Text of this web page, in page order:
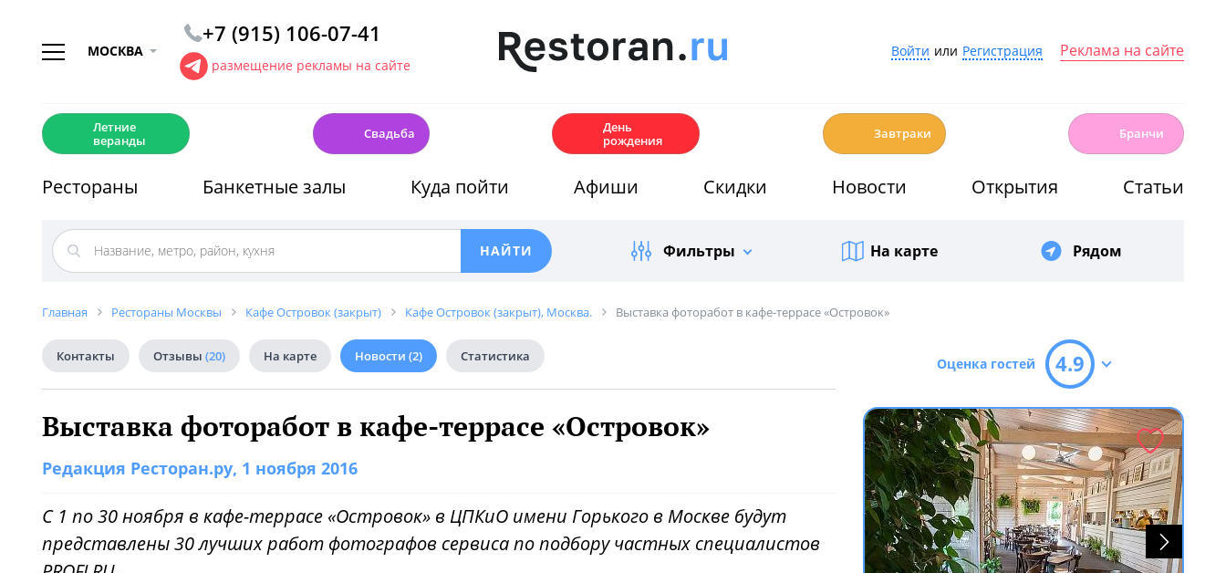
МОСКВА
+7 (915) 106-07-41
размещение рекламы на сайте
Войти или Регистрация Реклама на сайте
Летние
веранды
Свадьба
День
рождения
Завтраки Бранчи
Рестораны Банкетные залы Куда пойти Афиши Скидки Новости Открытия Статьи
Фильтры На карте Рядом
Главная Рестораны Москвы Кафе Островок (закрыт) Кафе Островок (закрыт), Москва. Выставка фоторабот в кафе-террасе «Островок»
Контакты Отзывы (20) На карте Новости (2) Статистика
Выставка фоторабот в кафе-террасе «Островок»
Редакция Ресторан.ру, 1 ноября 2016
С 1 по 30 ноября в кафе-террасе «Островок» в ЦПКиО имени Горького в Москве будут
представлены 30 лучших работ фотографов сервиса по подбору частных специалистов
Оценка гостей 4.9